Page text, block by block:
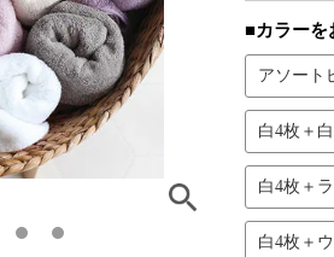
■カラーを
アソート
白4枚＋
白4枚＋
白4枚＋